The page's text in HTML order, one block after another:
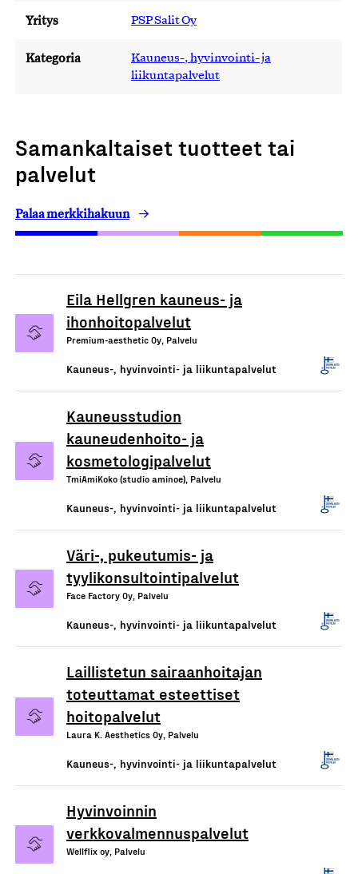
Yritys PSP Salit Oy
Kategoria
Kauneus-, hyvinvointi- ja
liikuntapalvelut
Samankaltaiset tuotteet tai
palvelut
Palaa merkkihakuun
Eila Hellgren kauneus- ja
ihonhoitopalvelut
Premium-aesthetic Oy, Palvelu
Kauneus-, hyvinvointi- ja liikuntapalvelut
Kauneusstudion
kauneudenhoito- ja
kosmetologipalvelut
TmiAmiKoko (studio aminoe), Palvelu
Kauneus-, hyvinvointi- ja liikuntapalvelut
Väri-, pukeutumis- ja
tyylikonsultointipalvelut
Face Factory Oy, Palvelu
Kauneus-, hyvinvointi- ja liikuntapalvelut
Laillistetun sairaanhoitajan
toteuttamat esteettiset
hoitopalvelut
Laura K. Aesthetics Oy, Palvelu
Kauneus-, hyvinvointi- ja liikuntapalvelut
Hyvinvoinnin
verkkovalmennuspalvelut
Wellflix oy, Palvelu